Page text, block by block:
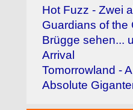
Hot Fuzz - Zwei
Guardians of the
Brügge sehen...
Arrival
Tomorrowland -
Absolute